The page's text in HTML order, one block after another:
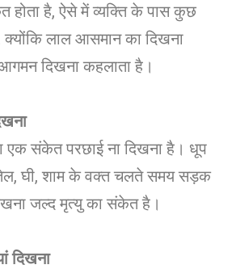
होता है, ऐसे में व्यक्ति के पास कुछ
क्योंकि लाल आसमान का दिखना
दिखना कहलाता है।
एक संकेत परछाई ना दिखना है। धूप
तेल, घी, शाम के वक्त चलते समय सड़क
जल्द मृत्यु का संकेत है।
दिखना